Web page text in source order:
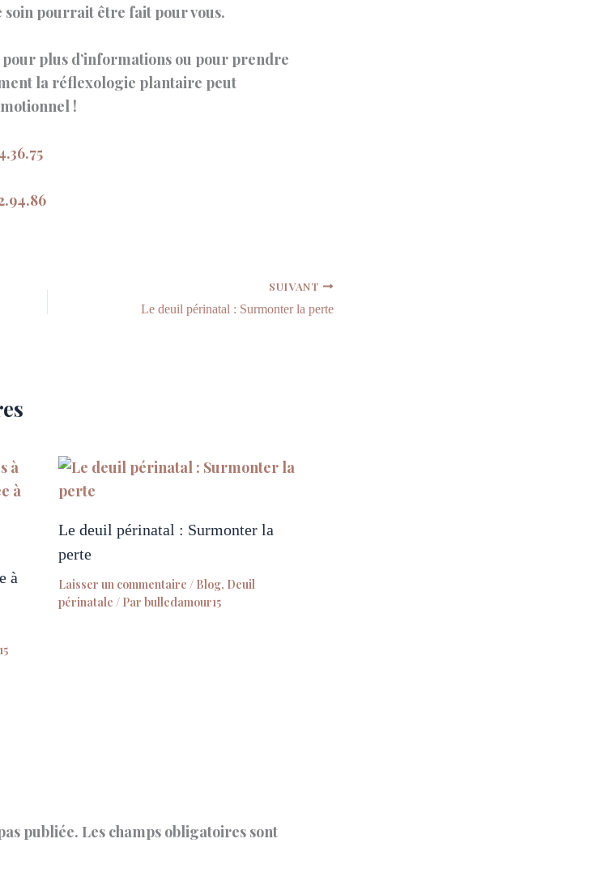
pourrait être fait pour vous.
pour plus d’informations ou pour prendre
la réflexologie plantaire peut
!
SUIVANT
Le deuil périnatal : Surmonter la perte
à
Le deuil périnatal : Surmonter la
perte
Laisser un commentaire / Blog, Deuil
périnatale / Par bulledamour15
publiée. Les champs obligatoires sont